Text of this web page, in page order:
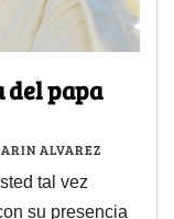
del papa
ALVAREZ
tal vez
su presencia